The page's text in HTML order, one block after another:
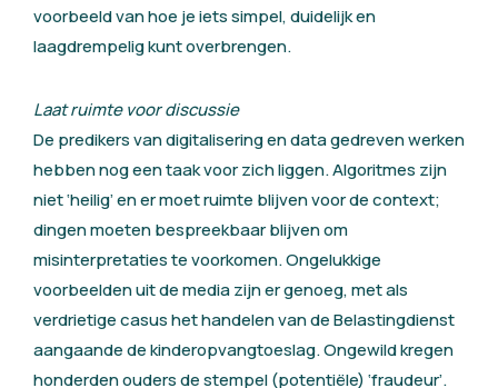
voorbeeld van hoe je iets simpel, duidelijk en
laagdrempelig kunt overbrengen.
Laat ruimte voor discussie
De predikers van digitalisering en data gedreven werken
hebben nog een taak voor zich liggen. Algoritmes zijn
niet ‘heilig’ en er moet ruimte blijven voor de context;
dingen moeten bespreekbaar blijven om
misinterpretaties te voorkomen. Ongelukkige
voorbeelden uit de media zijn er genoeg, met als
verdrietige casus het handelen van de Belastingdienst
aangaande de kinderopvangtoeslag. Ongewild kregen
honderden ouders de stempel (potentiële) ‘fraudeur’.